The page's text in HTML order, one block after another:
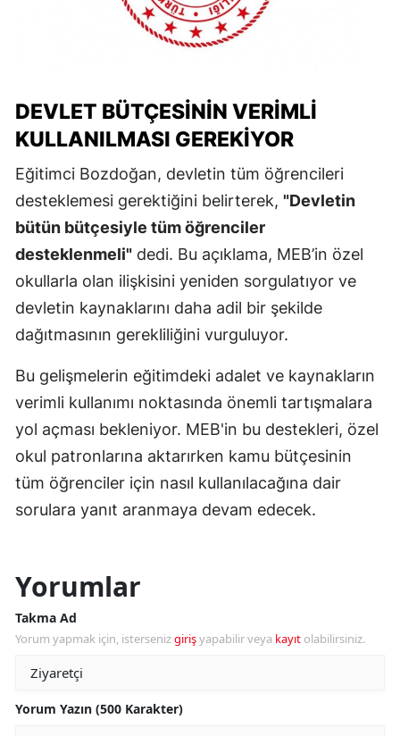
DEVLET BÜTÇESININ VERIMLI
KULLANILMASI GEREKIYOR
Eğitimci Bozdoğan, devletin tüm öğrencileri
desteklemesi gerektiğini belirterek, "Devletin
bütün bütçesiyle tüm öğrenciler
desteklenmeli" dedi. Bu açıklama, MEB’in özel
okullarla olan ilişkisini yeniden sorgulatıyor ve
devletin kaynaklarını daha adil bir şekilde
dağıtmasının gerekliliğini vurguluyor.
Bu gelişmelerin eğitimdeki adalet ve kaynakların
verimli kullanımı noktasında önemli tartışmalara
yol açması bekleniyor. MEB'in bu destekleri, özel
okul patronlarına aktarırken kamu bütçesinin
tüm öğrenciler için nasıl kullanılacağına dair
sorulara yanıt aranmaya devam edecek.
Yorumlar
Takma Ad
Yorum yapmak için, istersenizgirişyapabilir veya kayıt olabilirsiniz.
Yorum Yazın (500 Karakter)